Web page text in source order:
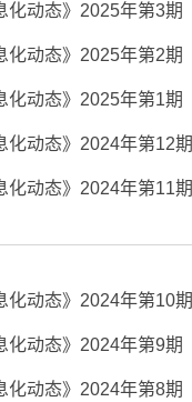
化动态》2025年第3期
化动态》2025年第2期
化动态》2025年第1期
化动态》2024年第12期
化动态》2024年第11期
化动态》2024年第10期
化动态》2024年第9期
化动态》2024年第8期